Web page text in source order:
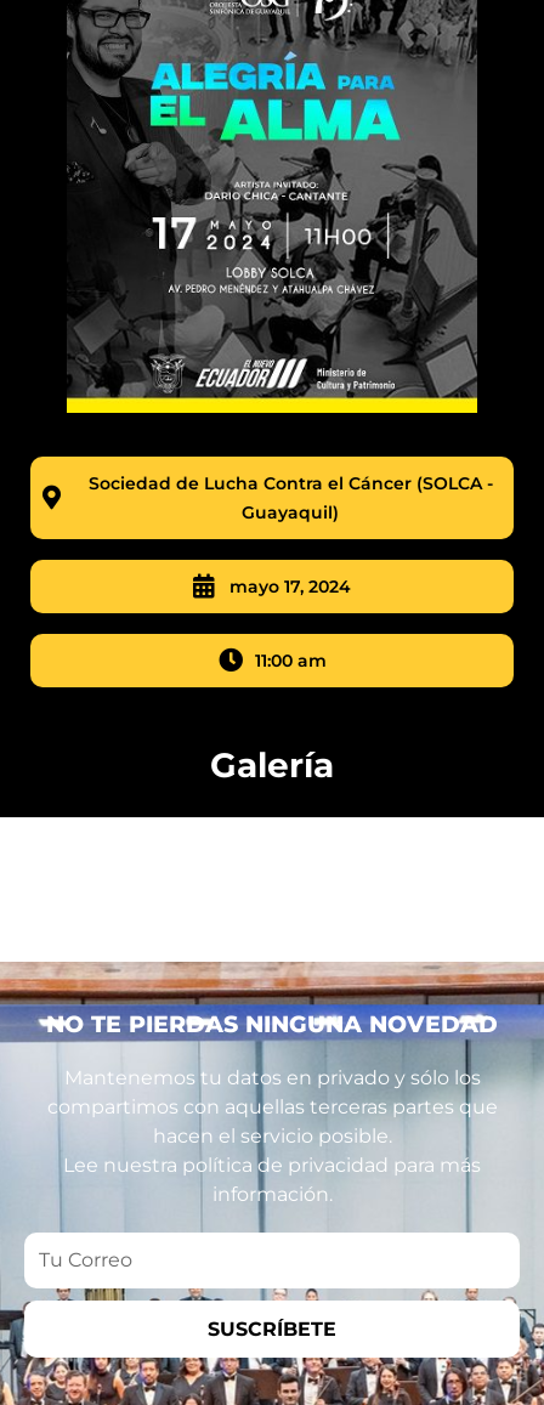
Sociedad de Lucha Contra el Cáncer (SOLCA -
Guayaquil)
mayo 17, 2024
11:00 am
Galería
NO TE PIERDAS NINGUNA NOVEDAD
Mantenemos tu datos en privado y sólo los
compartimos con aquellas terceras partes que
hacen el servicio posible.
Lee nuestra política de privacidad para más
información.
Tu
Correo
SUSCRÍBETE